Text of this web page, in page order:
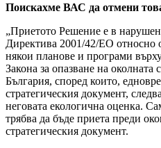
Поискахме ВАС да отмени
„Приетото Решение е в
Директива 2001/42/ЕО относно
някои планове и програми
Закона за опазване на
България, според които,
стратегическия документ,
неговата екологична оценка.
трябва да бъде приета преди
стратегическия документ.